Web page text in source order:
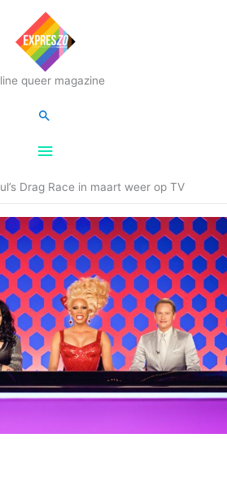
queer magazine
Hoofdmenu
Zoeken
Drag Race in maart weer op TV